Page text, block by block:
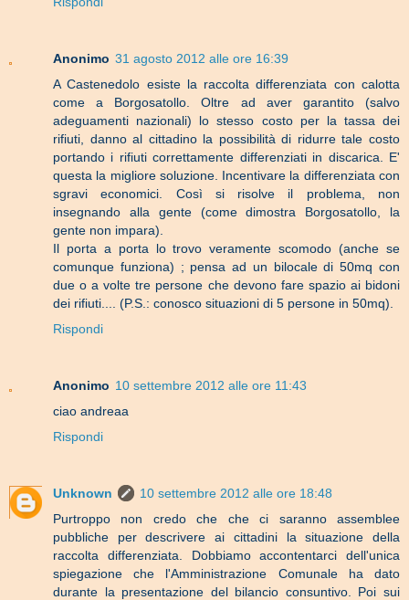
Anonimo 31 agosto 2012 alle ore 16:39
A Castenedolo esiste la raccolta differenziata con calotta
come a Borgosatollo. Oltre ad aver garantito (salvo
adeguamenti nazionali) lo stesso costo per la tassa dei
rifiuti, danno al cittadino la possibilità di ridurre tale costo
portando i rifiuti correttamente differenziati in discarica. E'
questa la migliore soluzione. Incentivare la differenziata con
sgravi economici. Così si risolve il problema, non
insegnando alla gente (come dimostra Borgosatollo, la
gente non impara).
Il porta a porta lo trovo veramente scomodo (anche se
comunque funziona) ; pensa ad un bilocale di 50mq con
due o a volte tre persone che devono fare spazio ai bidoni
dei rifiuti.... (P.S.: conosco situazioni di 5 persone in 50mq).
Rispondi
Anonimo 10 settembre 2012 alle ore 11:43
ciao andreaa
Rispondi
Unknown
10 settembre 2012 alle ore 18:48
Purtroppo non credo che che ci saranno assemblee
pubbliche per descrivere ai cittadini la situazione della
raccolta differenziata. Dobbiamo accontentarci dell'unica
spiegazione che l'Amministrazione Comunale ha dato
durante la presentazione del bilancio consuntivo. Poi sui